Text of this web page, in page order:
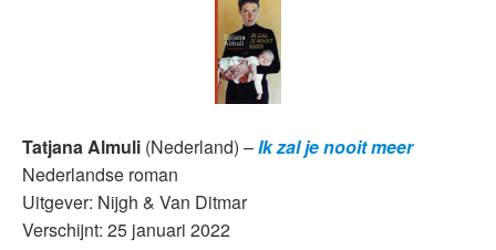
Tatjana Almuli (Nederland) –Ik zal je nooit meer
Nederlandse roman
Uitgever: Nijgh & Van Ditmar
Verschijnt: 25 januari 2022